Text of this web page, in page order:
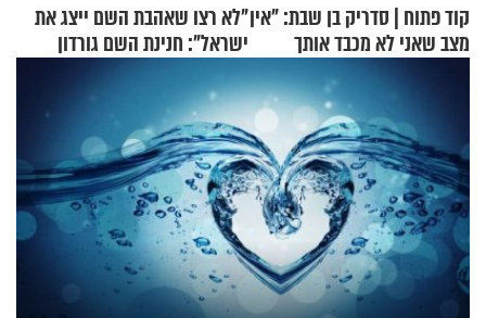
קוד פתוח | סדריק בן שבת: "אין
מצב שאני לא מכבד אותך
בבוקר בהנחת תפילין"
"לא רצו שאהבת השם ייצג את
ישראל": חנינת השם גורדון
בריאיון מעורר השראה